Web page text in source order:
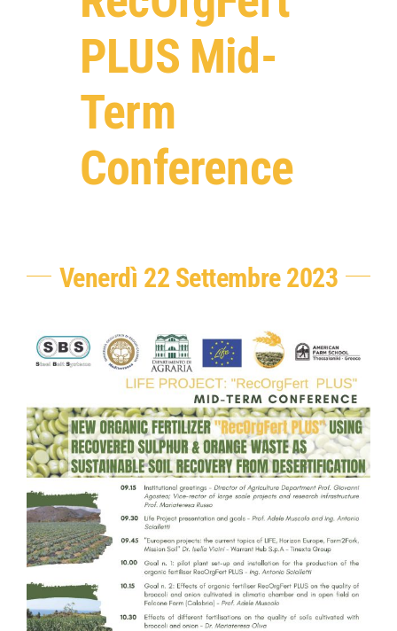
PLUS Mid-
Term
Conference
Venerdì 22 Settembre 2023